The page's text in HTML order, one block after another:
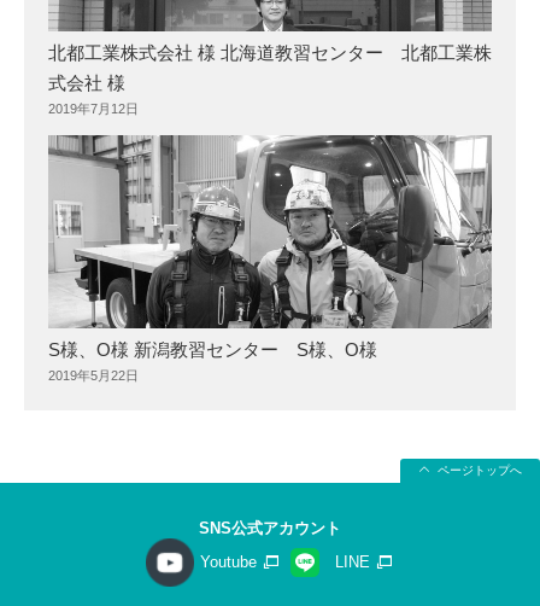
北都工業株式会社 様 北海道教習センター 北都工業株
式会社 様
2019年7月12日
S様、O様 新潟教習センター S様、O様
2019年5月22日
ページトップへ
SNS公式アカウント
Youtube
LINE